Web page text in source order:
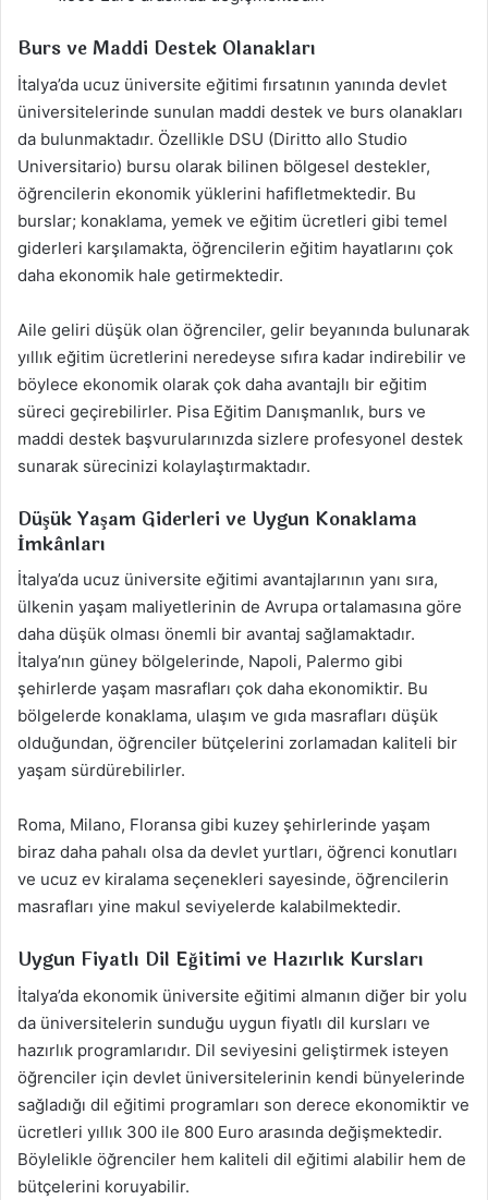
Burs ve Maddi Destek Olanakları
İtalya’da ucuz üniversite eğitimi fırsatının yanında devlet
üniversitelerinde sunulan maddi destek ve burs olanakları
da bulunmaktadır. Özellikle DSU (Diritto allo Studio
Universitario) bursu olarak bilinen bölgesel destekler,
öğrencilerin ekonomik yüklerini hafifletmektedir. Bu
burslar; konaklama, yemek ve eğitim ücretleri gibi temel
giderleri karşılamakta, öğrencilerin eğitim hayatlarını çok
daha ekonomik hale getirmektedir.
Aile geliri düşük olan öğrenciler, gelir beyanında bulunarak
yıllık eğitim ücretlerini neredeyse sıfıra kadar indirebilir ve
böylece ekonomik olarak çok daha avantajlı bir eğitim
süreci geçirebilirler. Pisa Eğitim Danışmanlık, burs ve
maddi destek başvurularınızda sizlere profesyonel destek
sunarak sürecinizi kolaylaştırmaktadır.
Düşük Yaşam Giderleri ve Uygun Konaklama
İmkânları
İtalya’da ucuz üniversite eğitimi avantajlarının yanı sıra,
ülkenin yaşam maliyetlerinin de Avrupa ortalamasına göre
daha düşük olması önemli bir avantaj sağlamaktadır.
İtalya’nın güney bölgelerinde, Napoli, Palermo gibi
şehirlerde yaşam masrafları çok daha ekonomiktir. Bu
bölgelerde konaklama, ulaşım ve gıda masrafları düşük
olduğundan, öğrenciler bütçelerini zorlamadan kaliteli bir
yaşam sürdürebilirler.
Roma, Milano, Floransa gibi kuzey şehirlerinde yaşam
biraz daha pahalı olsa da devlet yurtları, öğrenci konutları
ve ucuz ev kiralama seçenekleri sayesinde, öğrencilerin
masrafları yine makul seviyelerde kalabilmektedir.
Uygun Fiyatlı Dil Eğitimi ve Hazırlık Kursları
İtalya’da ekonomik üniversite eğitimi almanın diğer bir yolu
da üniversitelerin sunduğu uygun fiyatlı dil kursları ve
hazırlık programlarıdır. Dil seviyesini geliştirmek isteyen
öğrenciler için devlet üniversitelerinin kendi bünyelerinde
sağladığı dil eğitimi programları son derece ekonomiktir ve
ücretleri yıllık 300 ile 800 Euro arasında değişmektedir.
Böylelikle öğrenciler hem kaliteli dil eğitimi alabilir hem de
bütçelerini koruyabilir.